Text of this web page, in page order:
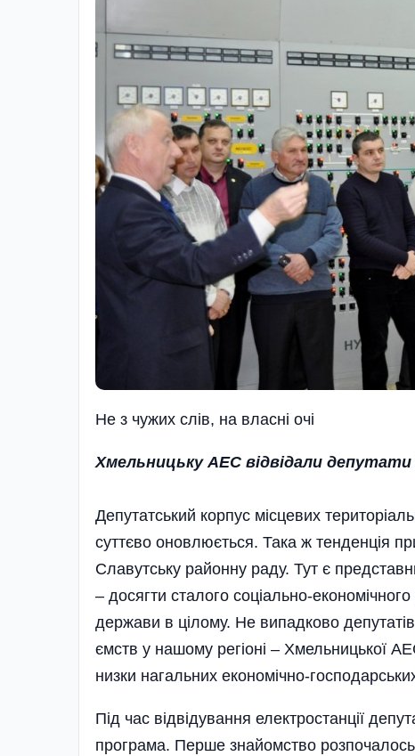
Не з чужих слiв, на власнi очi
Хмельницьку АЕС відвідали
Депутатський корпус місцевих
суттєво оновлюється. Така ж тенденція
Славутську районну раду. Тут є
– досягти сталого соці­ально-
держави в цілому. Не випадково
ємств у нашому регіоні – Хмельницької
низки нагальних економічно-
Під час відвідування електростанції
програма. Перше знайомство